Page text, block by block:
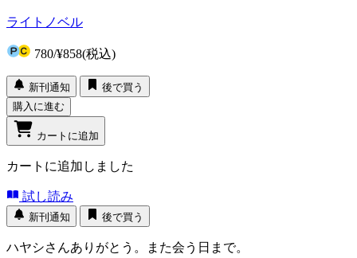
ライトノベル
780/¥858(税込)
新刊通知
後で買う
購入に進む
カートに追加
カートに追加しました
試し読み
新刊通知 後で買う
ハヤシさんありがとう。また会う日まで。